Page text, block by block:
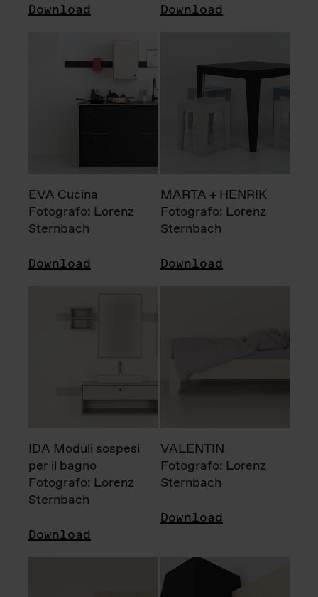
Download Download
EVA Cucina
Fotografo: Lorenz
Sternbach
Download
MARTA + HENRIK
Fotografo: Lorenz
Sternbach
Download
IDA Moduli sospesi
per il bagno
Fotografo: Lorenz
Sternbach
Download
VALENTIN
Fotografo: Lorenz
Sternbach
Download